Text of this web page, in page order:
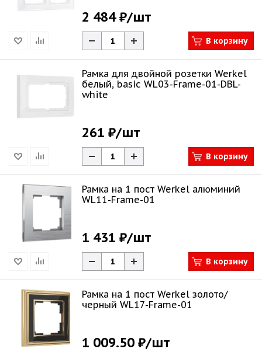
2 484 ₽/шт
В корзину
Рамка для двойной розетки Werkel
белый, basic WL03-Frame-01-DBL-
white
261 ₽/шт
В корзину
Рамка на 1 пост Werkel алюминий
WL11-Frame-01
1 431 ₽/шт
В корзину
Рамка на 1 пост Werkel золото/
черный WL17-Frame-01
1 009.50 ₽/шт